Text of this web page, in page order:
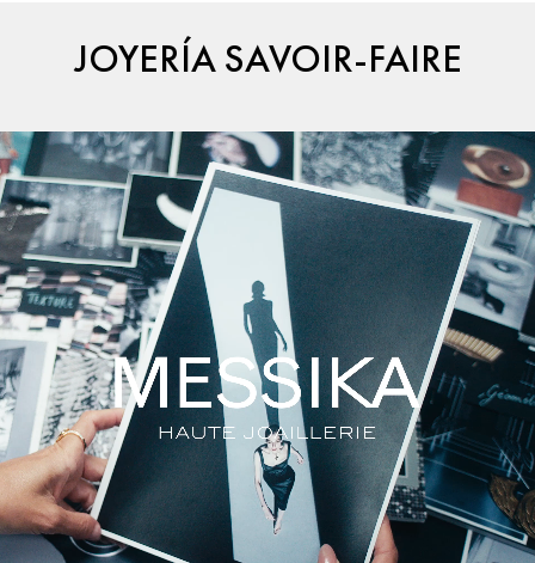
JOYERÍA SAVOIR-FAIRE